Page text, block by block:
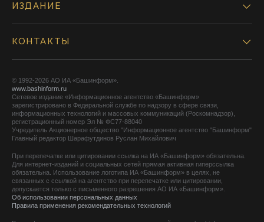
ИЗДАНИЕ
КОНТАКТЫ
© 1992-2026 АО ИА «Башинформ».
www.bashinform.ru
Сетевое издание «Информационное агентство «Башинформ»
зарегистрировано в Федеральной службе по надзору в сфере связи,
информационных технологий и массовых коммуникаций (Роскомнадзор),
регистрационный номер Эл № ФС77-88040
Учредитель Акционерное общество "Информационное агентство "Башинформ"
Главный редактор Шарафутдинов Руслан Михайлович
При перепечатке или цитировании ссылка на ИА «Башинформ» обязательна.
Для интернет-изданий и социальных сетей прямая активная гиперссылка
обязательна. Использование логотипа ИА «Башинформ» в целях, не
связанных с ссылкой на агентство при перепечатке или цитировании,
допускается только с письменного разрешения АО ИА «Башинформ».
Об использовании персональных данных
Правила применения рекомендательных технологий